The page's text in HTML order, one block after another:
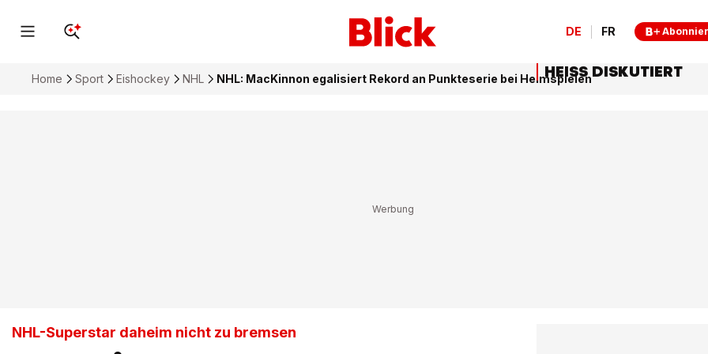
DE FR
Home Sport Eishockey NHL NHL: MacKinnon egalisiert Rekord an Punkteserie bei Heimspielen
NHL-Superstar daheim nicht zu bremsen
HEISS DISKUTIERT